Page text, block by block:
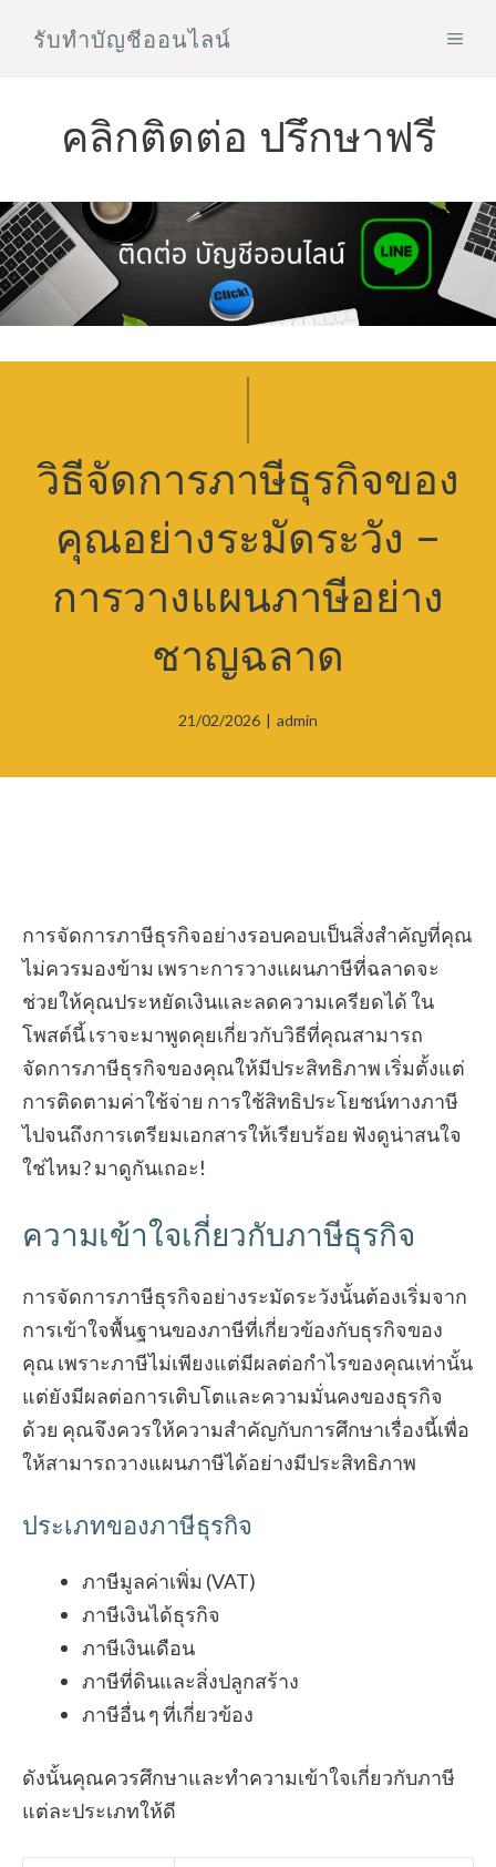
รับทําบัญชีออนไลน์
คลิกติดต่อ ปรึกษาฟรี
วิธีจัดการภาษีธุรกิจของ
คุณอย่างระมัดระวัง –
การวางแผนภาษีอย่าง
ชาญฉลาด
21/02/2026 | admin
การจัดการภาษีธุรกิจอย่างรอบคอบเป็นสิ่งสำคัญที่คุณ
ไม่ควรมองข้าม เพราะการวางแผนภาษีที่ฉลาดจะ
ช่วยให้คุณประหยัดเงินและลดความเครียดได้ ใน
โพสต์นี้ เราจะมาพูดคุยเกี่ยวกับวิธีที่คุณสามารถ
จัดการภาษีธุรกิจของคุณให้มีประสิทธิภาพ เริ่มตั้งแต่
การติดตามค่าใช้จ่าย การใช้สิทธิประโยชน์ทางภาษี
ไปจนถึงการเตรียมเอกสารให้เรียบร้อย ฟังดูน่าสนใจ
ใช่ไหม? มาดูกันเถอะ!
ความเข้าใจเกี่ยวกับภาษีธุรกิจ
การจัดการภาษีธุรกิจอย่างระมัดระวังนั้นต้องเริ่มจาก
การเข้าใจพื้นฐานของภาษีที่เกี่ยวข้องกับธุรกิจของ
คุณ เพราะภาษีไม่เพียงแต่มีผลต่อกำไรของคุณเท่านั้น
แต่ยังมีผลต่อการเติบโตและความมั่นคงของธุรกิจ
ด้วย คุณจึงควรให้ความสำคัญกับการศึกษาเรื่องนี้เพื่อ
ให้สามารถวางแผนภาษีได้อย่างมีประสิทธิภาพ
ประเภทของภาษีธุรกิจ
ภาษีมูลค่าเพิ่ม (VAT)
ภาษีเงินได้ธุรกิจ
ภาษีเงินเดือน
ภาษีที่ดินและสิ่งปลูกสร้าง
ภาษีอื่น ๆ ที่เกี่ยวข้อง
ดังนั้นคุณควรศึกษาและทำความเข้าใจเกี่ยวกับภาษี
แต่ละประเภทให้ดี